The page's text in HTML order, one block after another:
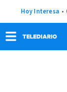
Hoy Interesa